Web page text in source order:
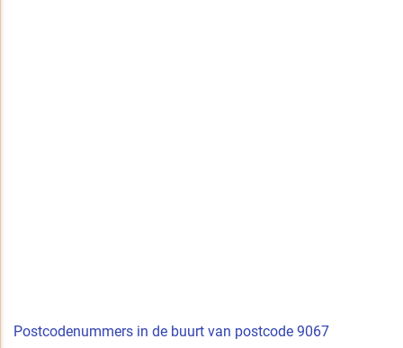
Postcodenummers in de buurt van postcode 9067